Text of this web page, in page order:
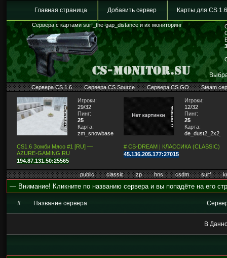
Главная страница Добавить сервер Карты для CS 1.6
Сервера с картами surf_the-gap_distance и их мониторинг
Сервера CS 1.6 Сервера CS Source Сервера CS GO Steam
Игроки:
29/32
Пинг:
25
Карта:
zm_snowbase2
CS1.6 Зомби Мясо #1 [RU] —
AZURE-GAMING.RU
194.87.131.50:25565
Игроки:
12/32
Пинг:
25
Карта:
# CS-DREAM | КЛАССИКА (CLASSIC)
45.136.205.177:27015
public classic zp hns csdm surf
— Внимание! Кликните по названию сервера и вы попадёте на его
# Название сервера
В